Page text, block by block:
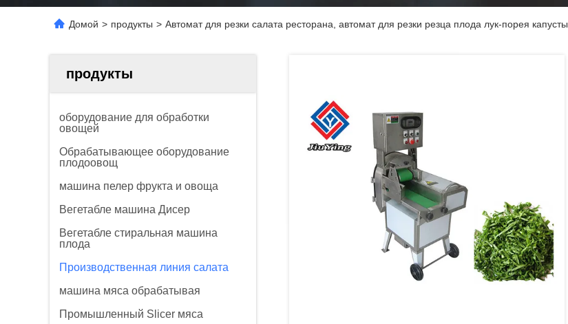
Домой > продукты > Автомат для резки салата ресторана, автомат для резки резца плода лук-порея капусты
продукты
оборудование для обработки
овощей
Обрабатывающее оборудование
плодоовощ
машина пелер фрукта и овоща
Вегетабле машина Дисер
Вегетабле стиральная машина
плода
Производственная линия салата
машина мяса обрабатывая
Промышленный Slicer мяса